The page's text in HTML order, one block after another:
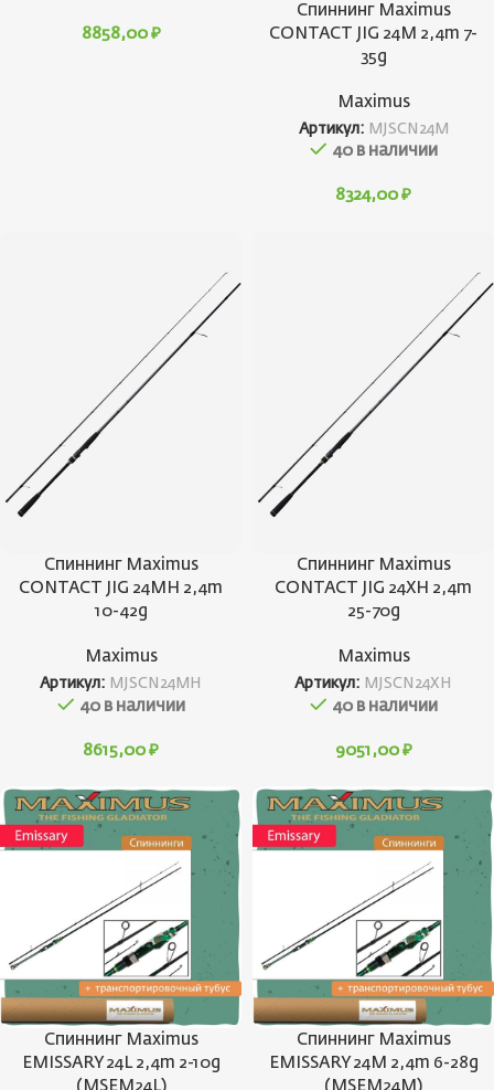
8858,00 ₽
Спиннинг Maximus
CONTACT JIG 24M 2,4m 7-
35g
Maximus
Артикул: MJSCN24M
40 в наличии
8324,00 ₽
Спиннинг Maximus
CONTACT JIG 24MH 2,4m
10-42g
Maximus
Артикул: MJSCN24MH
40 в наличии
8615,00 ₽
Спиннинг Maximus
CONTACT JIG 24XH 2,4m
25-70g
Maximus
Артикул: MJSCN24XH
40 в наличии
9051,00 ₽
Спиннинг Maximus
EMISSARY 24L 2,4m 2-10g
(MSEM24L)
Спиннинг Maximus
EMISSARY 24M 2,4m 6-28g
(MSEM24M)